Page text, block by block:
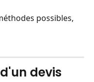
possibles,
devis